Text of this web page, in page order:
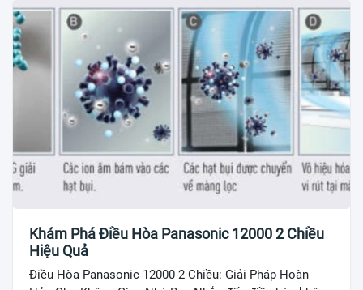
Khám Phá Điều Hòa Panasonic 12000 2 Chiều
Hiệu Quả
Điều Hòa Panasonic 12000 2 Chiều: Giải Pháp Hoàn